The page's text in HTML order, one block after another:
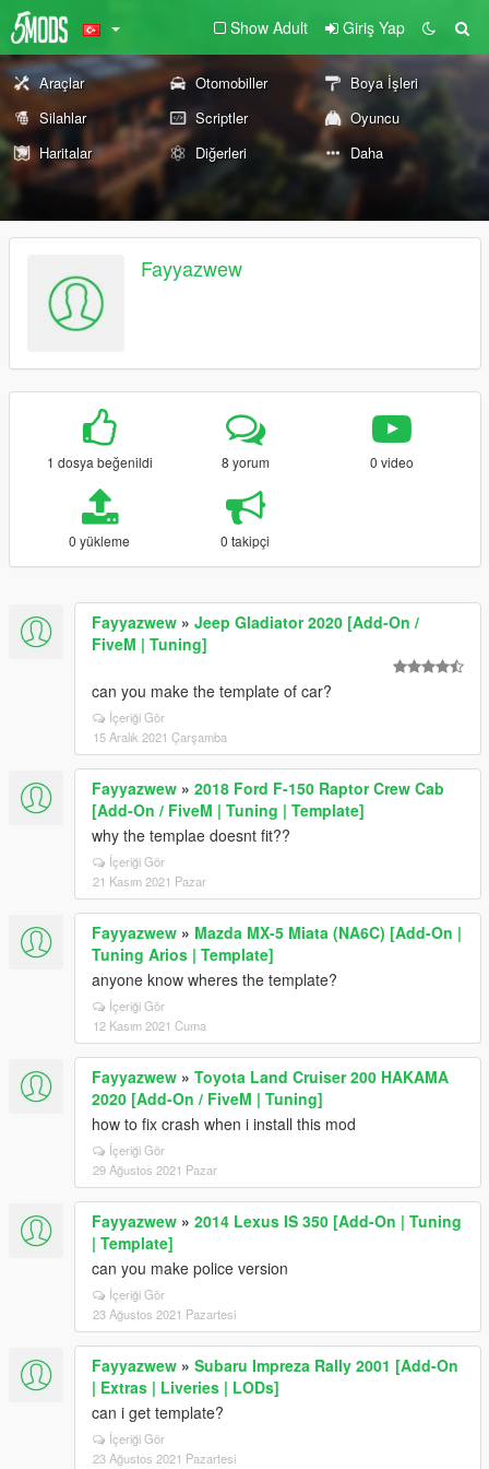
Show Adult Giriş Yap
Araçlar Otomobiller
Boya İşleri
Silahlar
Scriptler
Oyuncu
Haritalar
Diğerleri Daha
Fayyazwew
1 dosya beğenildi 8 yorum 0 video
0 yükleme 0 takipçi
Fayyazwew » Jeep Gladiator 2020 [Add-On /
FiveM | Tuning]
can you make the template of car?
İçeriği Gör
15 Aralık 2021 Çarşamba
Fayyazwew » 2018 Ford F-150 Raptor Crew Cab
[Add-On / FiveM | Tuning | Template]
why the templae doesnt fit??
İçeriği Gör
21 Kasım 2021 Pazar
Fayyazwew » Mazda MX-5 Miata (NA6C) [Add-On |
Tuning Arios | Template]
anyone know wheres the template?
İçeriği Gör
12 Kasım 2021 Cuma
Fayyazwew » Toyota Land Cruiser 200 HAKAMA
2020 [Add-On / FiveM | Tuning]
how to fix crash when i install this mod
İçeriği Gör
29 Ağustos 2021 Pazar
Fayyazwew » 2014 Lexus IS 350 [Add-On | Tuning
| Template]
can you make police version
İçeriği Gör
23 Ağustos 2021 Pazartesi
Fayyazwew » Subaru Impreza Rally 2001 [Add-On
| Extras | Liveries | LODs]
can i get template?
İçeriği Gör
23 Ağustos 2021 Pazartesi